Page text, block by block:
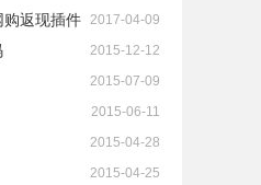
购返现插件 2017-04-09
2015-12-12
2015-07-09
2015-06-11
2015-04-28
2015-04-25